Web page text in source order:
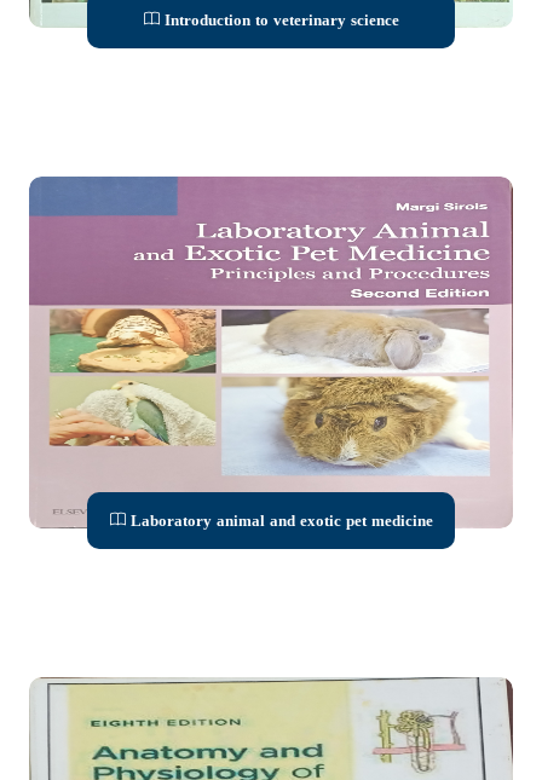
Introduction to veterinary science
Laboratory animal and exotic pet medicine